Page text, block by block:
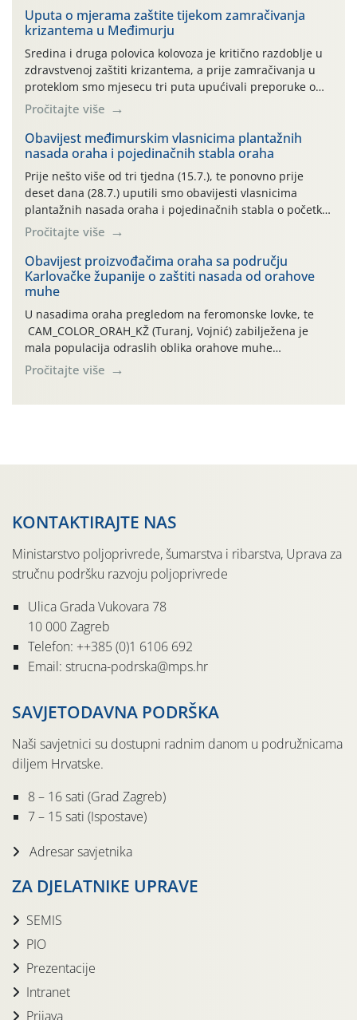
Uputa o mjerama zaštite tijekom zamračivanja
krizantema u Međimurju
Sredina i druga polovica kolovoza je kritično razdoblje u
zdravstvenoj zaštiti krizantema, a prije zamračivanja u
proteklom smo mjesecu tri puta upućivali preporuke o
preventivnim mjerama zaštite krizantema od najčešćih
uzročnika bolesti, štetnika i fito-fagnih grinja (23.7., 14.7.,
06.7.)! Na početku ovog mjeseca je zabilježeno je
povijesno i ekstremno vruće meteorološko razdoblje, uz
najviše temperature […]
Pročitajte više
Obavijest međimurskim vlasnicima plantažnih
nasada oraha i pojedinačnih stabla oraha
Prije nešto više od tri tjedna (15.7.), te ponovno prije
deset dana (28.7.) uputili smo obavijesti vlasnicima
plantažnih nasada oraha i pojedinačnih stabla o početku
leta i ovogodišnjoj potrebi usmjerenog suzbijanja
orahove muhe (Rhagoletis completa)! Već dvanaest dana
traje drugi ovogodišnji “toplinski udar”, koji naročito
izražen zadnja šest dana (31.7.-05.8.), jer najviše
temperature zraka svakodnevno […]
Pročitajte više
Obavijest proizvođačima oraha sa području
Karlovačke županije o zaštiti nasada od orahove
muhe
U nasadima oraha pregledom na feromonske lovke, te
CAM_COLOR_ORAH_KŽ (Turanj, Vojnić) zabilježena je
mala populacija odraslih oblika orahove muhe
(Rhagoletis completa). Niska brojnost može se objasniti
činjenicom da je riječ o mladim nasadima s vrlo malim
Pročitajte više
KONTAKTIRAJTE NAS
Ministarstvo poljoprivrede, šumarstva i ribarstva, Uprava za
stručnu podršku razvoju poljoprivrede
Ulica Grada Vukovara 78
10 000 Zagreb
Telefon: ++385 (0)1 6106 692
Email: strucna-podrska@mps.hr
SAVJETODAVNA PODRŠKA
Naši savjetnici su dostupni radnim danom u podružnicama
diljem Hrvatske.
8 – 16 sati (Grad Zagreb)
7 – 15 sati (Ispostave)
Adresar savjetnika
ZA DJELATNIKE UPRAVE
SEMIS
PIO
Prezentacije
Intranet
Prijava